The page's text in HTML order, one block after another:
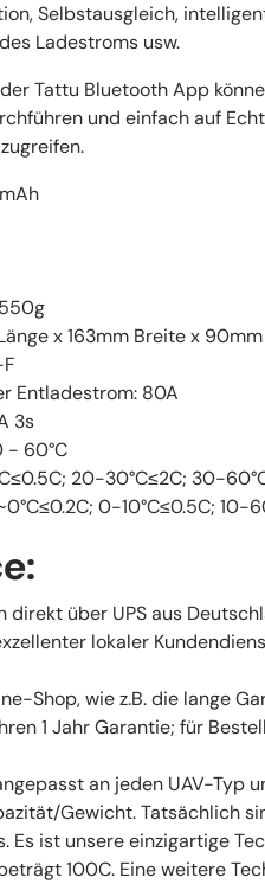
Selbstausgleich,
Ladestroms usw.
Tattu Bluetooth App
und einfach auf
x 163mm Breite x
Entladestrom: 80A
3s
- 60°C
≤0.5C; 20-30°C≤2C; 30-
≤0.2C; 0-10°C≤0.5C; 10-
direkt über UPS aus
lokaler
Shop, wie z.B. die lange
1 Jahr Garantie; für
an jeden UAV-Typ
Gewicht. Tatsächlich
ist unsere einzigartige
100C. Eine weitere